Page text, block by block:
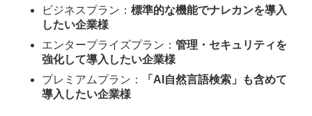
ビジネスプラン： 標準的な機能でナレカンを導入
したい企業様
エンタープライズプラン： 管理・セキュリティを
強化して導入したい企業様
プレミアムプラン：
「AI自然言語検索」も含めて
導入したい企業様